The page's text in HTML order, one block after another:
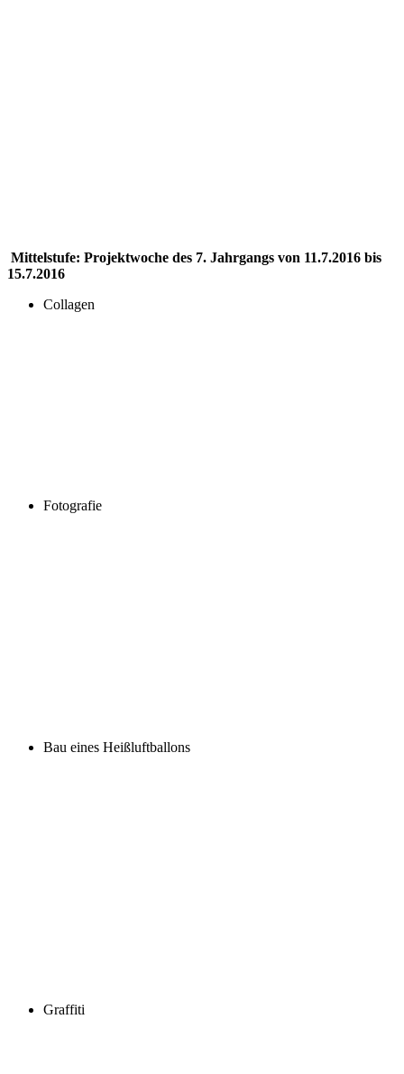
Mittelstufe: Projektwoche des 7. Jahrgangs von 11.7.2016 bis
15.7.2016
Collagen
Fotografie
Bau eines Heißluftballons
Graffiti